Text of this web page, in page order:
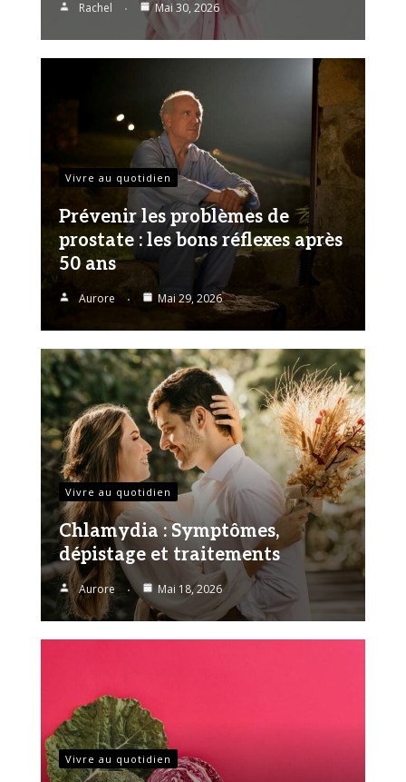
Rachel Mai 30, 2026
Vivre au quotidien
Prévenir les problèmes de
prostate : les bons réflexes après
50 ans
Aurore Mai 29, 2026
Vivre au quotidien
Chlamydia : Symptômes,
dépistage et traitements
Aurore Mai 18, 2026
Vivre au quotidien